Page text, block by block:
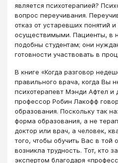
является психотерапией?
вопрос переучивания.
отказ от устаревших понятий
осуществимыми. Пациенты, в
подобны студентам; они
готовности участвовать в
В книге «Когда разговор
правильного врача, когда Вы
психотерапевт Мэнди Афтел и
профессор Робин Лакофф
образования. Поскольку так
форма образования, а не
доктор или врач, а человек,
того, чтобы обучить Вас в той
возникла трудность. Тот, кто
экспертом благодаря